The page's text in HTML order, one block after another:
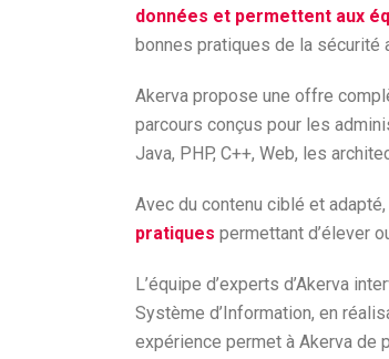
données et permettent aux
bonnes pratiques de la
Akerva propose une offre
parcours conçus pour les
Java, PHP, C++, Web, les
Avec du contenu ciblé et
pratiques permettant d’élever
L’équipe d’experts d’Akerva
Système d’Information, en
expérience permet à Akerva de